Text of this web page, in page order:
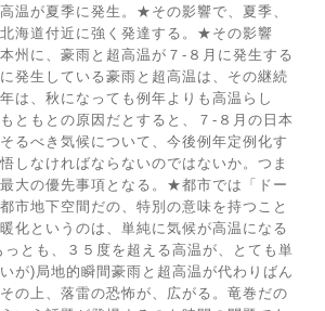
温が夏季に発生。★その影響で、夏季、
海道付近に強く発達する。★その影響
州に、豪雨と超高温が７-８月に発生する
発生している豪雨と超高温は、その継続
は、秋になっても例年よりも高温らし
ともとの原因だとすると、７-８月の日本
るべき気候について、今後例年定例化す
しなければならないのではないか。つま
大の優先事項となる。★都市では「ドー
市地下空間だの、特別の意味を持つこと
化というのは、単純に気候が高温になる
とも、３５度を超える高温が、とても単
が)局地的瞬間豪雨と超高温が代わりばん
の上、落雷の恐怖が、広がる。竜巻だの